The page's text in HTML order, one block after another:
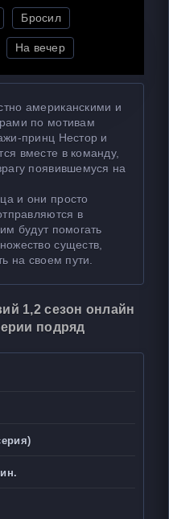
Бросил
На вечер
американскими и
по мотивам
принц Нестор и
вместе в команду,
появившемуся на
и они просто
в
будут помогать
существ,
на своем пути.
1,2 сезон онлайн
подряд